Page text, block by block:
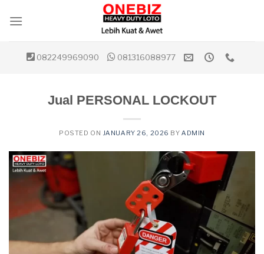
082249969090 081316088977
Jual PERSONAL LOCKOUT
POSTED ON JANUARY 26, 2026 BY ADMIN